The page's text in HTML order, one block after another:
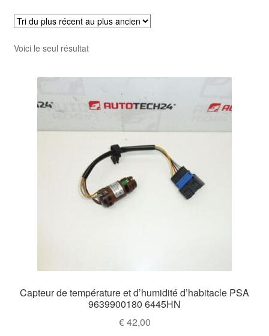
Voici le seul résultat
Capteur de température et d’humidité d’habitacle PSA
9639900180 6445HN
€42,00